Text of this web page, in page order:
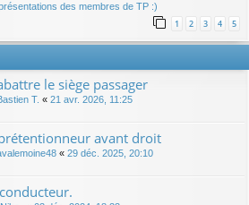
des membres de TP :)
1 2 3 4 5
le siège passager
T. « 21 avr. 2026, 11:25
avant droit
« 29 déc. 2025, 20:10